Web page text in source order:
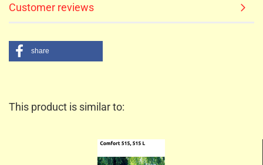
Customer reviews
share
This product is similar to: